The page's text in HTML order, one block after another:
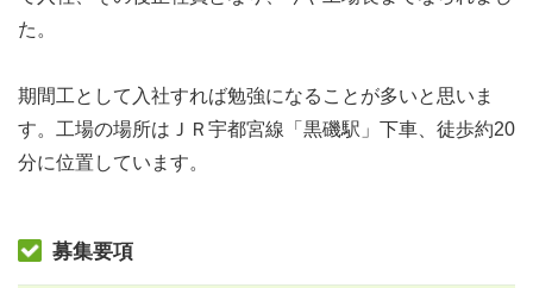
た。
期間工として入社すれば勉強になることが多いと思いま
す。工場の場所はＪＲ宇都宮線「黒磯駅」下車、徒歩約20
分に位置しています。
募集要項